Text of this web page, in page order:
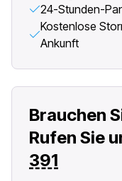
24-Stunden-
Kostenlose
Ankunft
Brauchen
Rufen Sie
391